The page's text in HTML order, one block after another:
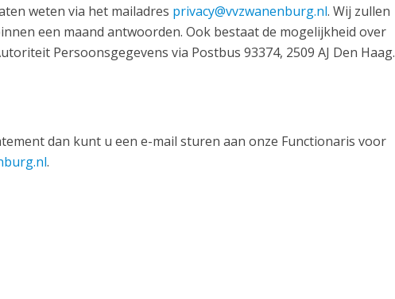
weten via het mailadres privacy@vvzwanenburg.nl. Wij zullen
een maand antwoorden. Ook bestaat de mogelijkheid over
Persoonsgegevens via Postbus 93374, 2509 AJ Den Haag.
dan kunt u een e-mail sturen aan onze Functionaris voor
.